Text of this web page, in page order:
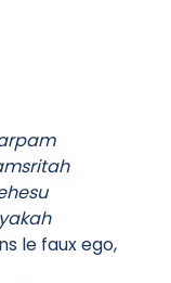
le faux ego,